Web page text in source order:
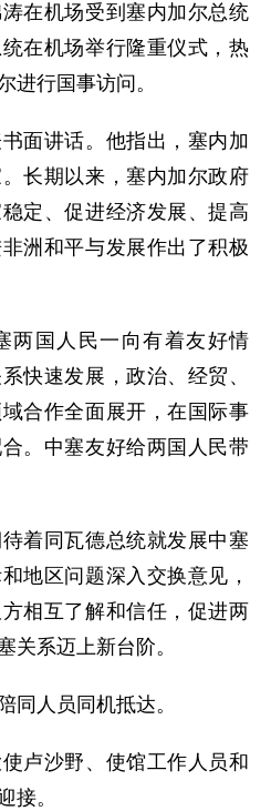
在机场受到塞内加尔总统
在机场举行隆重仪式，热
进行国事访问。
讲话。他指出，塞内加
长期以来，塞内加尔政府
定、促进经济发展、提高
洲和平与发展作出了积极
国人民一向有着友好情
快速发展，政治、经贸、
合作全面展开，在国际事
。中塞友好给两国人民带
同瓦德总统就发展中塞
地区问题深入交换意见，
相互了解和信任，促进两
关系迈上新台阶。
人员同机抵达。
沙野、使馆工作人员和
接。